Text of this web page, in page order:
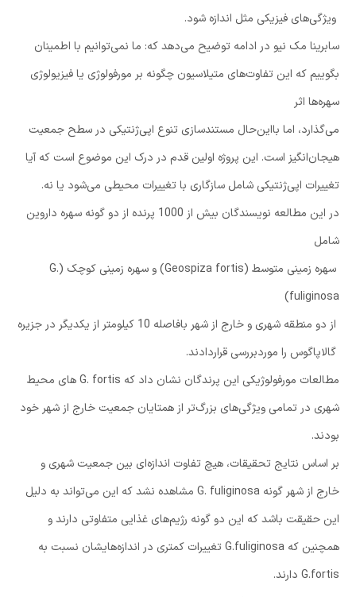
ویژگی‌های فیزیکی مثل اندازه شود.
سابرینا مک نیو در ادامه توضیح می‌دهد که: ما نمی‌توانیم با اطمینان
بگوییم که این تفاوت‌های متیلاسیون چگونه بر مورفولوژی یا فیزیولوژی
سهره‌ها اثر
می‌گذارد، اما بااین‌حال مستندسازی تنوع اپی‌ژنتیکی در سطح جمعیت
هیجان‌انگیز است. این پروژه اولین قدم در درک این موضوع است که آیا
تغییرات اپی‌ژنتیکی شامل سازگاری با تغییرات محیطی می‌شود یا نه.
در این مطالعه نویسندگان بیش از 1000 پرنده از دو گونه سهره داروین
شامل
سهره زمینی متوسط (Geospiza fortis) و سهره زمینی کوچک (G.
fuliginosa)
از دو منطقه شهری و خارج از شهر بافاصله 10 کیلومتر از یکدیگر در جزیره
گالاپاگوس را موردبررسی قراردادند.
مطالعات مورفولوژیکی این پرندگان نشان داد که G. fortis های محیط
شهری در تمامی ویژگی‌های بزرگ‌تر از همتایان جمعیت خارج از شهر خود
بودند.
بر اساس نتایج تحقیقات، هیچ تفاوت اندازه‌ای بین جمعیت شهری و
خارج از شهر گونه G. fuliginosa مشاهده نشد که این می‌تواند به دلیل
این حقیقت باشد که این دو گونه رژیم‌های غذایی متفاوتی دارند و
همچنین که G.fuliginosa تغییرات کمتری در اندازه‌هایشان نسبت به
G.fortis دارند.